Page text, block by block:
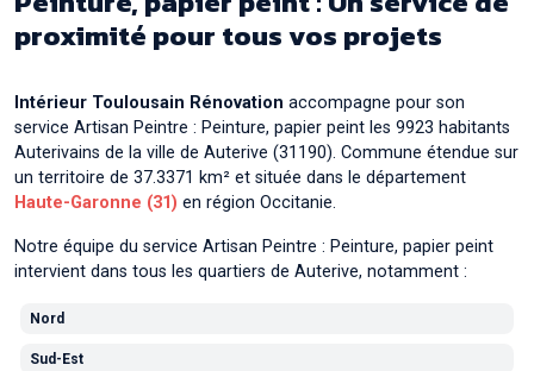
Artisan Peintre : Peinture, papier peint à
Auzeville-
Tolosane
Artisan Peintre : Peinture, papier peint à
Ayguesvives
proximité pour tous vos projets
Intérieur Toulousain Rénovation accompagne pour son
service Artisan Peintre : Peinture, papier peint les 9923 habitants
Auterivains de la ville de Auterive (31190). Commune étendue sur
un territoire de 37.3371 km² et située dans le département
Haute-Garonne (31) en région Occitanie.
Notre équipe du service Artisan Peintre : Peinture, papier peint
intervient dans tous les quartiers de Auterive, notamment :
Nord
Sud-Est